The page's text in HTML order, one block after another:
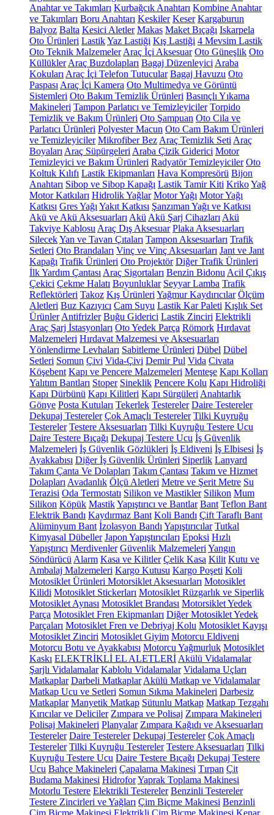
Anahtar ve Takımları Kurbağcık Anahtarı Kombine Anahtar
ve Takımları Boru Anahtarı Keskiler Keser Kargaburun
Balyoz Balta Kesici Aletler Makas Maket Bıçağı Iskarpela
Oto Ürünleri LastikYaz Lastiği Kış Lastiği 4 Mevsim Lastik
Oto Teknik Malzemeler Araç İçi Aksesuar Oto Güneşlik Oto
Küllükler Araç Buzdolapları Bagaj Düzenleyici Araba
Kokuları Araç İçi Telefon Tutucular Bagaj Havuzu Oto
Paspası Araç İçi Kamera Oto Multimedya ve Görüntü
Sistemleri Oto Bakım Temizlik Ürünleri Basınçlı Yıkama
Makineleri Tampon Parlatıcı ve Temizleyiciler Torpido
Temizlik ve Bakım Ürünleri Oto Şampuan Oto Cila ve
Parlatıcı Ürünleri Polyester Macun Oto Cam Bakım Ürünleri
ve Temizleyiciler Mikrofiber Bez Araç Temizlik Seti Araç
Boyaları Araç Süpürgeleri Araba Çizik Giderici Motor
Temizleyici ve Bakım Ürünleri Radyatör Temizleyiciler Oto
Koltuk Kılıfı Lastik Ekipmanları Hava Kompresörü Bijon
Anahtarı Sibop ve Sibop Kapağı Lastik Tamir Kiti KrikoYağ
Motor Katkıları Hidrolik Yağlar Motor Yağı Motor Yağı
Katkısı Gres Yağı Yakıt Katkısı Şanzıman Yağı ve Katkısı
Akü ve Akü Aksesuarları Akü Akü Şarj Cihazları Akü
Takviye Kablosu Araç Dış Aksesuar Plaka Aksesuarları
SilecekYan ve Tavan Çıtaları Tampon Aksesuarları Trafik
Setleri Oto Brandaları Vinç ve Vinç Aksesuarları Jant ve Jant
Kapağı Trafik Ürünleri Oto Projektör Diğer Trafik Ürünleri
İlk Yardım Çantası Araç Sigortaları Benzin Bidonu Acil Çıkış
Çekici Çekme Halatı Boyunluklar Seyyar Lamba Trafik
Reflektörleri Takoz Kış Ürünleri Yağmur Kaydırıcılar Ölçüm
Aletleri Buz Kazıyıcı Cam Suyu Lastik Kar Paleti Kışlık Set
Ürünler Antifrizler Buğu Giderici Lastik Zinciri Elektrikli
Araç Şarj İstasyonları Oto Yedek Parça Römork Hırdavat
Malzemeleri Hırdavat Malzemesi ve Aksesuarları
Yönlendirme Levhaları Sabitleme Ürünleri Dübel Dübel
Setleri Somun Çivi Vida-Çivi Demir Pul Vida Civata
Köşebent Kapı ve Pencere Malzemeleri Menteşe Kapı Kolları
Yalıtım Bantları Stoper Sineklik Pencere Kolu Kapı Hidroliği
Kapı Dürbünü Kapı Kilitleri Kapı Sürgüleri Anahtarlık
Gönye Posta Kutuları Tekerlek Testereler Daire Testereler
Dekupaj Testereler Çok Amaçlı Testereler Tilki Kuyruğu
Testereler Testere Aksesuarları Tilki Kuyruğu Testere Ucu
Daire Testere Bıçağı Dekupaj Testere Ucu İş Güvenlik
Malzemeleri İş Güvenlik Gözlükleri İş Eldiveni İş Elbisesi İş
Ayakkabısı Diğer İş Güvenlik Ürünleri Siperlik Lanyard
Takım Çanta Ve Dolapları Takım Çantası Takım ve Hizmet
Dolapları Avadanlık Ölçü Aletleri Metre ve Şerit Metre Su
Terazisi Oda Termostatı Silikon ve Mastikler Silikon Mum
Silikon Köpük MastikYapıştırıcı ve Bantlar Bant Teflon Bant
Elektrik Bandı Kaydırmaz Bant Koli Bandı Çift Taraflı Bant
Alüminyum Bant İzolasyon Bandı Yapıştırıcılar Tutkal
Kimyasal Dübeller Japon Yapıştırıcıları Epoksi Hızlı
Yapıştırıcı Merdivenler Güvenlik Malzemeleri Yangın
Söndürücü Alarm Kasa ve Kilitler Çelik Kasa Kilit Kutu ve
Ambalaj Malzemeleri Kargo Kutusu Kargo Poşeti Koli
Motosiklet Ürünleri Motorsiklet Aksesuarları Motosiklet
Kilidi Motosiklet Stickerları Motosiklet Rüzgarlık ve Siperlik
Motosiklet Aynası Motosiklet Brandası Motorsiklet Yedek
Parça Motosiklet Fren Ekipmanları Diğer Motosiklet Yedek
Parçaları Motosiklet Fren ve Debriyaj Kolu Motosiklet Kayışı
Motosiklet Zinciri Motosiklet Giyim Motorcu Eldiveni
Motorcu Botu ve Ayakkabısı Motorcu Yağmurluk Motosiklet
Kaskı ELEKTRİKLİ EL ALETLERİ Akülü Vidalamalar
Şarjlı Vidalamalar Kablolu Vidalamalar Vidalama Uçları
Matkaplar Darbeli Matkaplar Akülü Matkap ve Vidalamalar
Matkap Ucu ve Setleri Somun Sıkma Makineleri Darbesiz
Matkaplar Manyetik Matkap Sütunlu Matkap Matkap Tezgahı
Kırıcılar ve Deliciler Zımpara ve Polisaj Zımpara Makineleri
Polisaj Makineleri Planyalar Zımpara Kağıdı ve Aksesuarları
Testereler Daire Testereler Dekupaj Testereler Çok Amaçlı
Testereler Tilki Kuyruğu Testereler Testere Aksesuarları Tilki
Kuyruğu Testere Ucu Daire Testere Bıçağı Dekupaj Testere
Ucu Bahçe Makineleri Çapalama Makinesi Tırpan Çit
Budama Makinesi HidroforYaprak Toplama Makinesi
Motorlu Testere Elektrikli Testereler Benzinli Testereler
Testere Zincirleri ve Yağları Çim Biçme Makinesi Benzinli
Çim Biçme Makinesi Elektrikli Çim Biçme Makinesi Kenar